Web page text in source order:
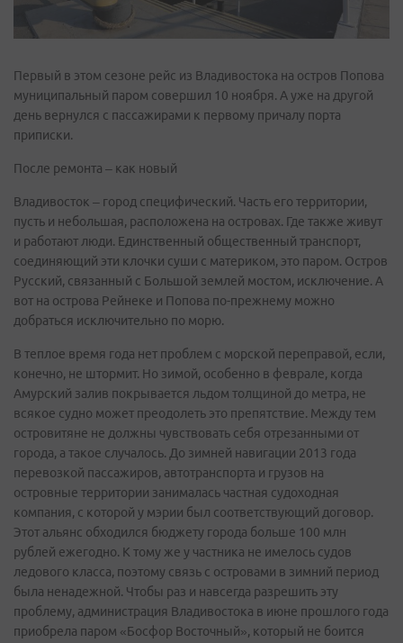
Первый в этом сезоне рейс из Владивостока на остров Попова
муниципальный паром совершил 10 ноября. А уже на другой
день вернулся с пассажирами к первому причалу порта
приписки.
После ремонта – как новый
Владивосток – город специфический. Часть его территории,
пусть и небольшая, расположена на островах. Где также живут
и работают люди. Единственный общественный транспорт,
соединяющий эти клочки суши с материком, это паром. Остров
Русский, связанный с Большой землей мостом, исключение. А
вот на острова Рейнеке и Попова по-прежнему можно
добраться исключительно по морю.
В теплое время года нет проблем с морской переправой, если,
конечно, не штормит. Но зимой, особенно в феврале, когда
Амурский залив покрывается льдом толщиной до метра, не
всякое судно может преодолеть это препятствие. Между тем
островитяне не должны чувствовать себя отрезанными от
города, а такое случалось. До зимней навигации 2013 года
перевозкой пассажиров, автотранспорта и грузов на
островные территории занималась частная судоходная
компания, с которой у мэрии был соответствующий договор.
Этот альянс обходился бюджету города больше 100 млн
рублей ежегодно. К тому же у частника не имелось судов
ледового класса, поэтому связь с островами в зимний период
была ненадежной. Чтобы раз и навсегда разрешить эту
проблему, администрация Владивостока в июне прошлого года
приобрела паром «Босфор Восточный», который не боится